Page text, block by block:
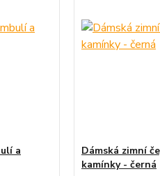
a
Dámská zimní
kamínky - černá